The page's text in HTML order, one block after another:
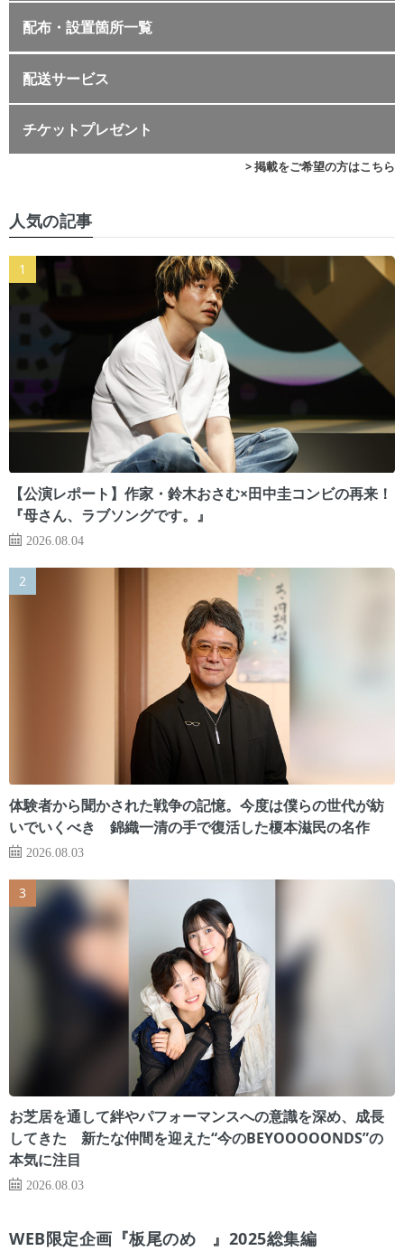
配布・設置箇所一覧
配送サービス
チケットプレゼント
> 掲載をご希望の方はこちら
人気の記事
【公演レポート】作家・鈴木おさむ×田中圭コンビの再来！
『母さん、ラブソングです。』
2026.08.04
体験者から聞かされた戦争の記憶。今度は僕らの世代が紡
いでいくべき 錦織一清の手で復活した榎本滋民の名作
2026.08.03
お芝居を通して絆やパフォーマンスへの意識を深め、成長
してきた 新たな仲間を迎えた“今のBEYOOOOONDS”の
本気に注目
2026.08.03
WEB限定企画『板尾のめ゙』2025総集編